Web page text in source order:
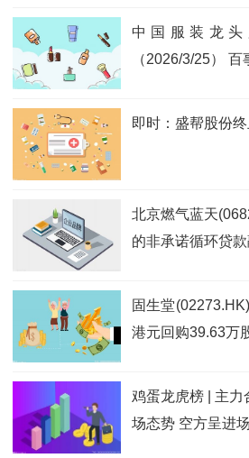
中国服装龙
（2026/3/25） 百
即时：盛帮股份
北京燃气蓝天
的非承诺循环贷
固生堂
港元回购39.63万
鸡蛋龙虎榜 | 主力
场态势 空方呈进